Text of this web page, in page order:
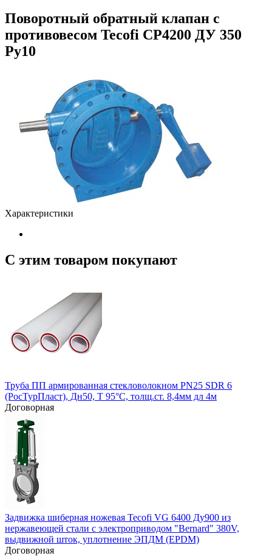
Поворотный обратный клапан с
противовесом Tecofi CP4200 ДУ 350
Ру10
Характеристики
С этим товаром покупают
Труба ПП армированная стекловолокном PN25 SDR 6
(РосТурПласт), Дн50, Т 95°С, толщ.ст. 8,4мм дл 4м
Договорная
Задвижка шиберная ножевая Tecofi VG 6400 Ду900 из
нержавеющей стали с электроприводом "Bernard" 380V,
выдвижной шток, уплотнение ЭПДМ (EPDM)
Договорная